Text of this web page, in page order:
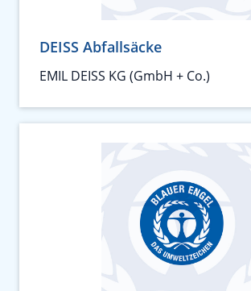
DEISS Abfallsäcke
EMIL DEISS KG (GmbH + Co.)